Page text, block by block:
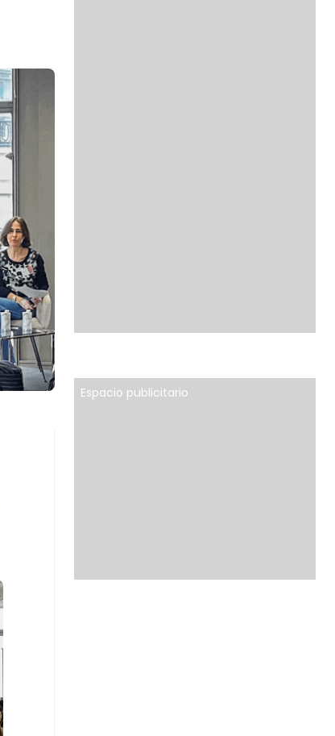
Espacio publicitario